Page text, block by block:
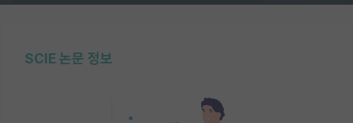
SCIE 논문 정보